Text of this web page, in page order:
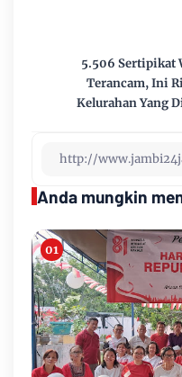
5.506 Sertipikat
Terancam, Ini
Kelurahan Yang
Anda mungkin